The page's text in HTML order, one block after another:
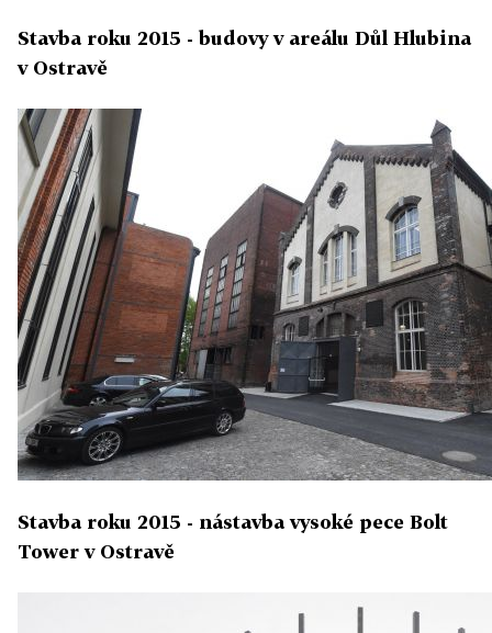
Stavba roku 2015 - budovy v areálu Důl Hlubina
v Ostravě
Stavba roku 2015 - nástavba vysoké pece Bolt
Tower v Ostravě